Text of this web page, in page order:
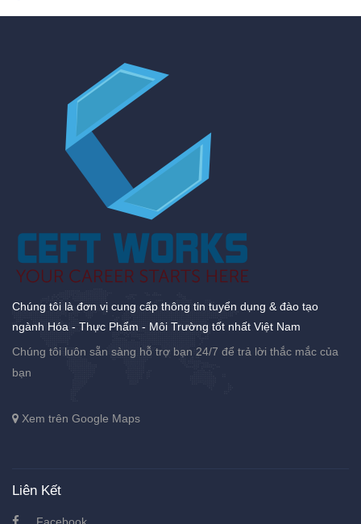
Chúng tôi là đơn vị cung cấp thông tin tuyển dụng & đào tạo
ngành Hóa - Thực Phẩm - Môi Trường tốt nhất Việt Nam
Chúng tôi luôn sẵn sàng hỗ trợ bạn 24/7 để trả lời thắc mắc của
bạn
Xem trên Google Maps
Liên Kết